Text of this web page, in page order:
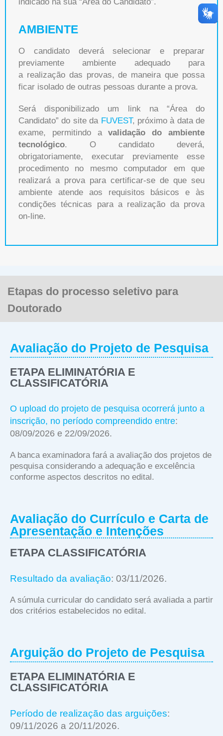
indicado na sua “Área do Candidato”.
AMBIENTE
O candidato deverá selecionar e preparar
previamente ambiente adequado para
a realização das provas, de maneira que possa
ficar isolado de outras pessoas durante a prova.
Será disponibilizado um link na “Área do
Candidato” do site da FUVEST, próximo à data de
exame, permitindo avalidação do ambiente
tecnológico. O candidato deverá,
obrigatoriamente, executar previamente esse
procedimento no mesmo computador em que
realizará a prova para certificar-se de que seu
ambiente atende aos requisitos básicos e às
condições técnicas para a realização da prova
on-line.
Etapas do processo seletivo para
Doutorado
Avaliação do Projeto de Pesquisa
ETAPA ELIMINATÓRIA E
CLASSIFICATÓRIA
O upload do projeto de pesquisa ocorrerá junto a
inscrição, no período compreendido entre:
08/09/2026 e 22/09/2026.
A banca examinadora fará a avaliação dos projetos de
pesquisa considerando a adequação e excelência
conforme aspectos descritos no edital.
Avaliação do Currículo e Carta de
Apresentação e Intenções
ETAPA CLASSIFICATÓRIA
Resultado da avaliação: 03/11/2026.
A súmula curricular do candidato será avaliada a partir
dos critérios estabelecidos no edital.
Arguição do Projeto de Pesquisa
ETAPA ELIMINATÓRIA E
CLASSIFICATÓRIA
Período de realização das arguições:
09/11/2026 a 20/11/2026.